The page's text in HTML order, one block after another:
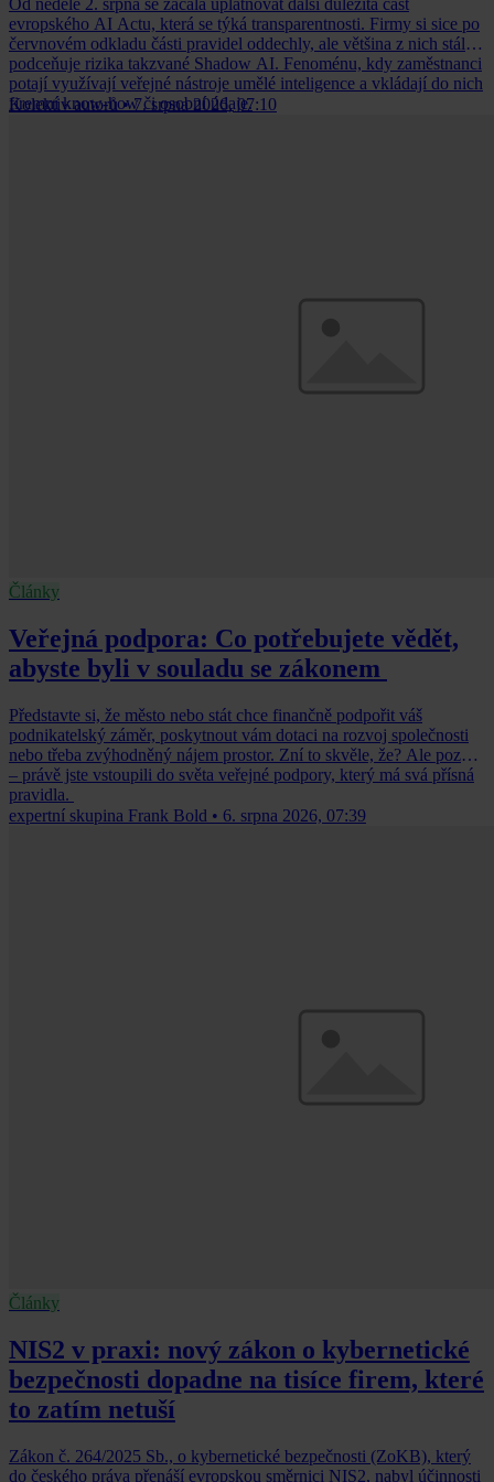
Od neděle 2. srpna se začala uplatňovat další důležitá část
evropského AI Actu, která se týká transparentnosti. Firmy si sice po
červnovém odkladu části pravidel oddechly, ale většina z nich stále
podceňuje rizika takzvané Shadow AI. Fenoménu, kdy zaměstnanci
potají využívají veřejné nástroje umělé inteligence a vkládají do nich
firemní know-how či osobní údaje.
Kolektiv autorů • 7. srpna 2026, 07:10
Články
Veřejná podpora: Co potřebujete vědět,
abyste byli v souladu se zákonem
Představte si, že město nebo stát chce finančně podpořit váš
podnikatelský záměr, poskytnout vám dotaci na rozvoj společnosti
nebo třeba zvýhodněný nájem prostor. Zní to skvěle, že? Ale pozor
– právě jste vstoupili do světa veřejné podpory, který má svá přísná
pravidla.
expertní skupina Frank Bold • 6. srpna 2026, 07:39
Články
NIS2 v praxi: nový zákon o kybernetické
bezpečnosti dopadne na tisíce firem, které
to zatím netuší
Zákon č. 264/2025 Sb., o kybernetické bezpečnosti (ZoKB), který
do českého práva přenáší evropskou směrnici NIS2, nabyl účinnosti